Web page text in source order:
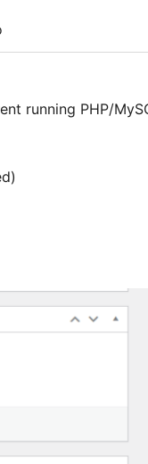
running PHP/